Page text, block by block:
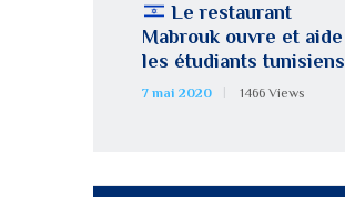
Le restaurant
Mabrouk ouvre et aide
les étudiants tunisiens
7 mai 2020 1466 Views